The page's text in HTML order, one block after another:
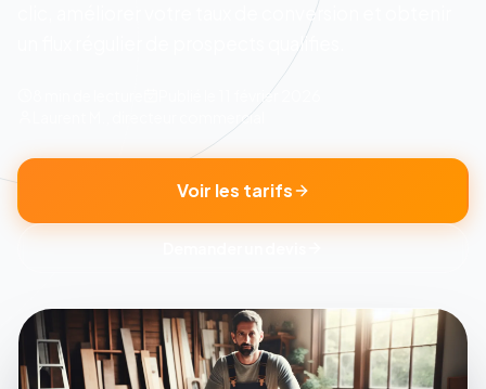
clic, améliorer votre taux de conversion et obtenir
un flux régulier de prospects qualifies.
11 février 2026
Laurent M., directeur commercial
Voir les tarifs